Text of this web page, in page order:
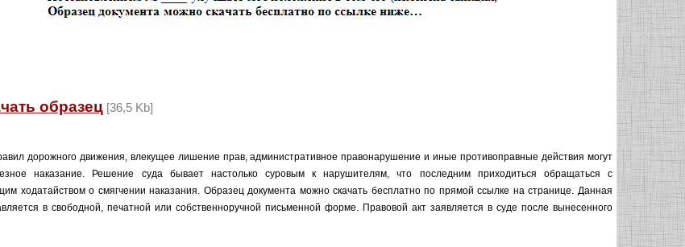
образец [36,5 Kb]
дорожного движения, влекущее лишение прав, административное правонарушение и иные противоправные действия могут
наказание. Решение суда бывает настолько суровым к нарушителям, что последним приходиться обращаться с
ходатайством о смягчении наказания. Образец документа можно скачать бесплатно по прямой ссылке на странице. Данная
в свободной, печатной или собственноручной письменной форме. Правовой акт заявляется в суде после вынесенного